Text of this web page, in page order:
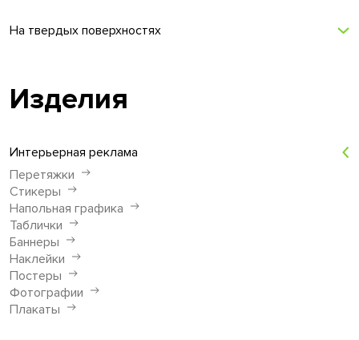
На твердых поверхностях
Изделия
Интерьерная реклама
Перетяжки
Стикеры
Напольная графика
Таблички
Баннеры
Наклейки
Постеры
Фотографии
Плакаты